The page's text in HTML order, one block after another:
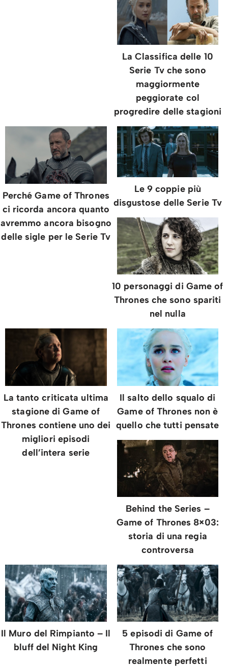
La Classifica delle 10
Serie Tv che sono
maggiormente
peggiorate col
progredire delle stagioni
Perché Game of Thrones
ci ricorda ancora quanto
avremmo ancora bisogno
delle sigle per le Serie Tv
Le 9 coppie più
disgustose delle Serie Tv
10 personaggi di Game of
Thrones che sono spariti
nel nulla
La tanto criticata ultima
stagione di Game of
Thrones contiene uno dei
migliori episodi
dell’intera serie
Il salto dello squalo di
Game of Thrones non è
quello che tutti pensate
Behind the Series –
Game of Thrones 8×03:
storia di una regia
controversa
Il Muro del Rimpianto – Il
bluff del Night King
5 episodi di Game of
Thrones che sono
realmente perfetti